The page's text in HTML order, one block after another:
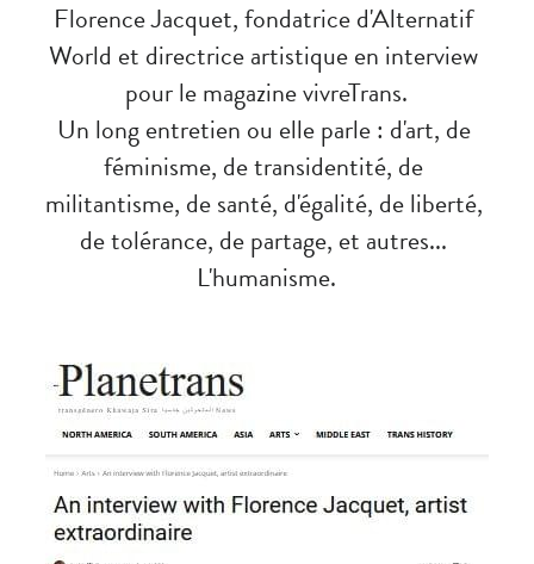
Shop
Facebook
Florence Jacquet, fondatrice d'Alternatif
World et directrice artistique en interview
pour le magazine vivreTrans.
Un long entretien ou elle parle : d'art, de
féminisme, de transidentité, de
militantisme, de santé, d'égalité, de liberté,
de tolérance, de partage, et autres...
L'humanisme.